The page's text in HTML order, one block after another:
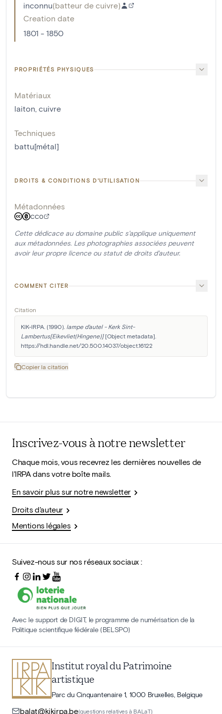
inconnu(batteur de cuivre)
Creation date
1801 - 1850
PROPRIÉTÉS PHYSIQUES
Matériaux
laiton, cuivre
Techniques
battu[métal]
DROITS & CONDITIONS D'UTILISATION
Métadonnées
CC0
Cette dédicace au domaine public s'applique uniquement
aux métadonnées. Les photographies associées peuvent
avoir leur propre licence ou statut de droits d'auteur.
COMMENT CITER
Citation
KIK-IRPA. (1990). lampe d'autel - Kerk Sint-
Lambertus[Eikevliet(Hingene)] [Object metadata].
https://hdl.handle.net/20.500.14037/object.16122
Copier la citation
Inscrivez-vous à notre newsletter
Chaque mois, vous recevrez les dernières nouvelles de
l'IRPA dans votre boîte mails.
En savoir plus sur notre newsletter
Droits d'auteur
Mentions légales
Suivez-nous sur nos réseaux sociaux :
Avec le support de DIGIT, le programme de numérisation de la
Politique scientifique fédérale (BELSPO)
Institut royal du Patrimoine
artistique
Parc du Cinquantenaire 1, 1000 Bruxelles, Belgique
balat@kikirpa.be(questions relatives à BALaT)